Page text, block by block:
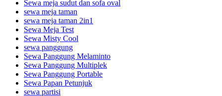
Sewa meja sudut dan sofa oval
sewa meja taman
sewa meja taman 2in1
Sewa Meja Test
Sewa Misty Cool
sewa panggung
Sewa Panggung Melaminto
Sewa Panggung Multiplek
Sewa Panggung Portable
Sewa Papan Petunjuk
sewa partisi